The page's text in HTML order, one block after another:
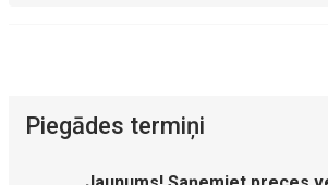
Piegādes termiņi